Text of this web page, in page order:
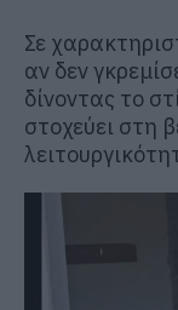
Σε
αν δεν
δίνοντας το
στοχεύει στη